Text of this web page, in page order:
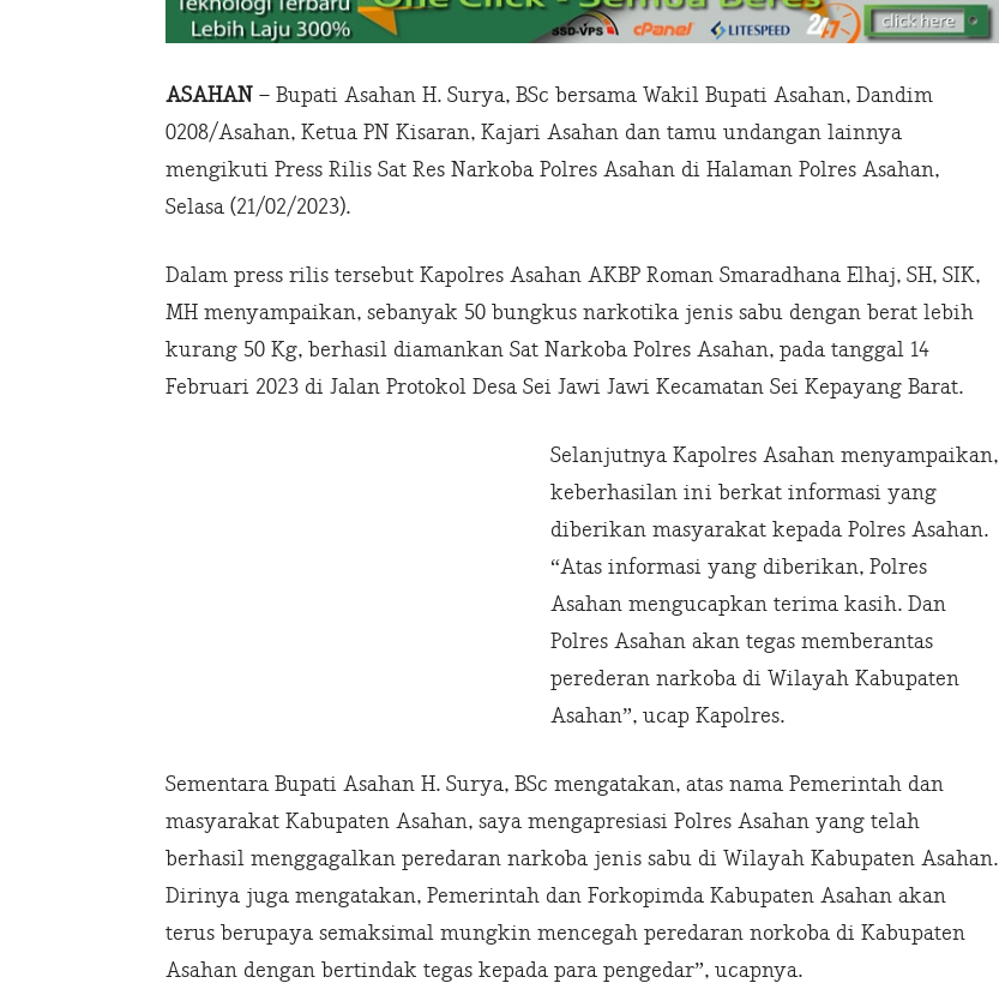
ASAHAN – Bupati Asahan H. Surya, BSc bersama Wakil Bupati Asahan, Dandim
0208/Asahan, Ketua PN Kisaran, Kajari Asahan dan tamu undangan lainnya
mengikuti Press Rilis Sat Res Narkoba Polres Asahan di Halaman Polres Asahan,
Selasa (21/02/2023).
Dalam press rilis tersebut Kapolres Asahan AKBP Roman Smaradhana Elhaj, SH, SIK,
MH menyampaikan, sebanyak 50 bungkus narkotika jenis sabu dengan berat lebih
kurang 50 Kg, berhasil diamankan Sat Narkoba Polres Asahan, pada tanggal 14
Februari 2023 di Jalan Protokol Desa Sei Jawi Jawi Kecamatan Sei Kepayang Barat.
Selanjutnya Kapolres Asahan menyampaikan,
keberhasilan ini berkat informasi yang
diberikan masyarakat kepada Polres Asahan.
“Atas informasi yang diberikan, Polres
Asahan mengucapkan terima kasih. Dan
Polres Asahan akan tegas memberantas
perederan narkoba di Wilayah Kabupaten
Asahan”, ucap Kapolres.
Sementara Bupati Asahan H. Surya, BSc mengatakan, atas nama Pemerintah dan
masyarakat Kabupaten Asahan, saya mengapresiasi Polres Asahan yang telah
berhasil menggagalkan peredaran narkoba jenis sabu di Wilayah Kabupaten Asahan.
Dirinya juga mengatakan, Pemerintah dan Forkopimda Kabupaten Asahan akan
terus berupaya semaksimal mungkin mencegah peredaran norkoba di Kabupaten
Asahan dengan bertindak tegas kepada para pengedar”, ucapnya.